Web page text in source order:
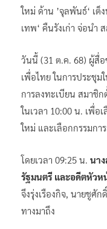
ใหม่ ด้าน ’จุลพันธ์‘ เ
เทพ‘ คืนรังเก่า จ่อนำ
วันนี้ (31 ต.ค. 68) ผู้สื่อ
เพื่อไทย ในการประชุ
การลงทะเบียน สมาชิก
ในเวลา 10:00 น. เพื่อ
ใหม่ และเลือกกรรมกา
โดยเวลา 09:25 น. นา
รัฐมนตรี และอดีตหัวห
จึงรุ่งเรืองกิจ, นายชูศั
ทางมาถึง